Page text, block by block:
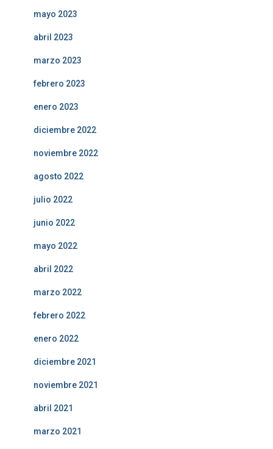
mayo 2023
abril 2023
marzo 2023
febrero 2023
enero 2023
diciembre 2022
noviembre 2022
agosto 2022
julio 2022
junio 2022
mayo 2022
abril 2022
marzo 2022
febrero 2022
enero 2022
diciembre 2021
noviembre 2021
abril 2021
marzo 2021